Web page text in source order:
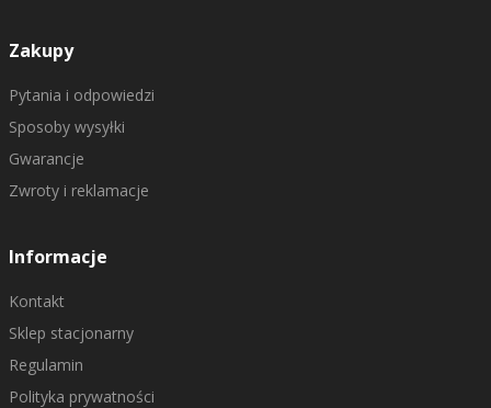
Zakupy
Pytania i odpowiedzi
Sposoby wysyłki
Gwarancje
Zwroty i reklamacje
Informacje
Kontakt
Sklep stacjonarny
Regulamin
Polityka prywatności